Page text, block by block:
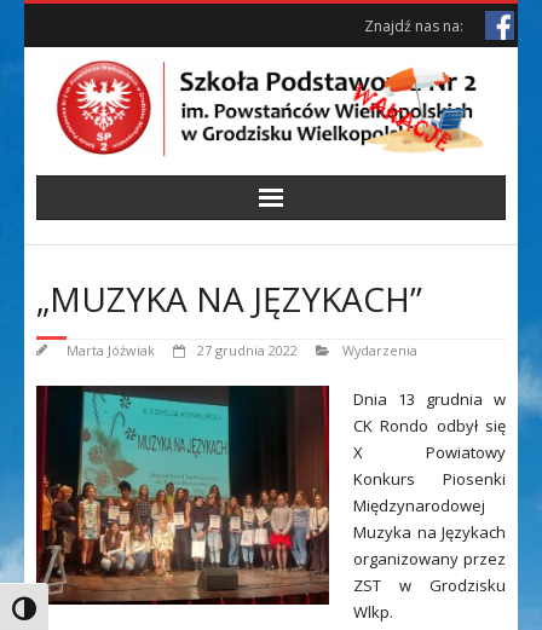
Skip
Toggle High Contrast
Skip
Znajdź nas na:
„MUZYKA NA JĘZYKACH”
Marta Jóźwiak 27 grudnia 2022 Wydarzenia
Dnia 13 grudnia w
CK Rondo odbył się
X Powiatowy
Konkurs Piosenki
Międzynarodowej
Muzyka na Językach
organizowany przez
ZST w Grodzisku
Wlkp.